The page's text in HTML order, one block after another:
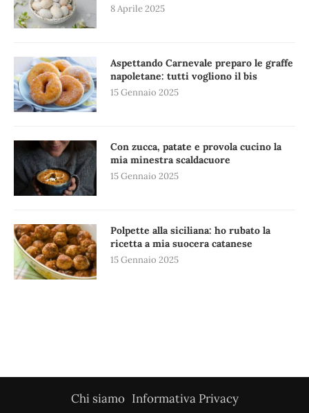
8 Aprile 2025
Aspettando Carnevale preparo le graffe
napoletane: tutti vogliono il bis
15 Gennaio 2025
Con zucca, patate e provola cucino la
mia minestra scaldacuore
15 Gennaio 2025
Polpette alla siciliana: ho rubato la
ricetta a mia suocera catanese
15 Gennaio 2025
Chi siamo Informativa Privacy